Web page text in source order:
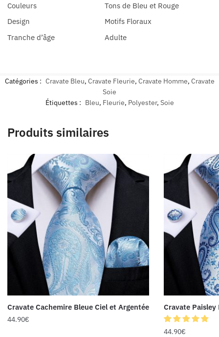
Couleurs
Tons de Bleu et Rouge
Design
Motifs Floraux
Tranche d’âge
Adulte
Catégories : Cravate Bleu, Cravate Fleurie, Cravate Homme, Cravate
Soie
Étiquettes : Bleu, Fleurie, Polyester, Soie
Produits similaires
Cravate Cachemire Bleue Ciel et Argentée
44.90€
Cravate
44.90€